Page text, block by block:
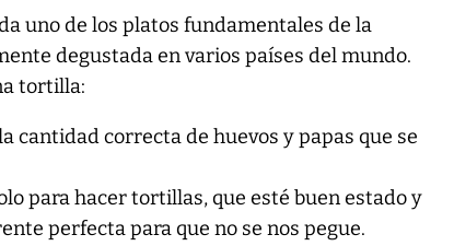
uno de los platos fundamentales de la
degustada en varios países del mundo.
tortilla:
cantidad correcta de huevos y papas que se
para hacer tortillas, que esté buen estado y
perfecta para que no se nos pegue.